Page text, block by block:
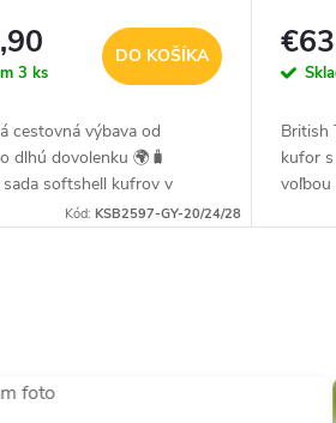
3 ks
DO KOŠÍKA
cestovná výbava od
dlhú dovolenku 🌍🧳
sada softshell kufrov v
sivej farbe spája odolné
Kód:KSB2597-GY-20/24/28
- 75L
British
kufor
voľbou
sa